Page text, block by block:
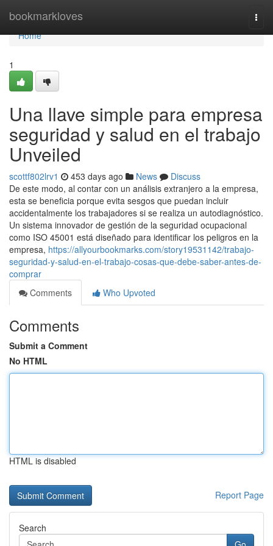
bookmarkloves
Home
Home
1
Una llave simple para empresa
seguridad y salud en el trabajo
Unveiled
scottf802lrv1 453 days ago News
Discuss
De este modo, al contar con un análisis extranjero a la empresa,
esta se beneficia porque evita sesgos que puedan incluir
accidentalmente los trabajadores si se realiza un autodiagnóstico.
Un sistema innovador de gestión de la seguridad ocupacional
como ISO 45001 está diseñado para identificar los peligros en la
empresa, https://allyourbookmarks.com/story19531142/trabajo-
seguridad-y-salud-en-el-trabajo-cosas-que-debe-saber-antes-de-
comprar
Comments
Who Upvoted
Comments
Submit a Comment
No HTML
HTML is disabled
Report Page
Search